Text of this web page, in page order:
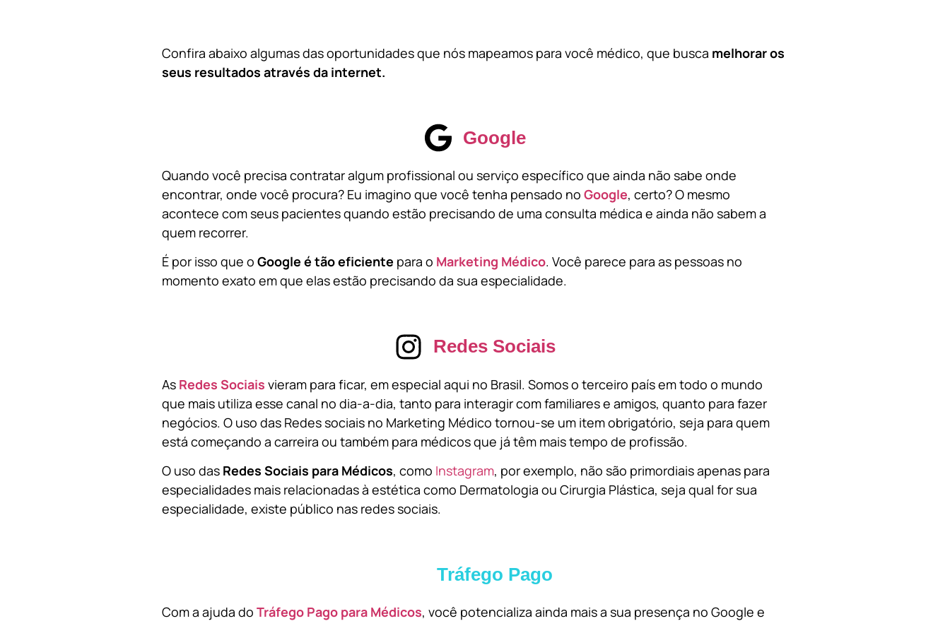
Confira abaixo algumas das oportunidades que nós mapeamos para você médico, que busca melhorar os
seus resultados através da internet.
Google
Quando você precisa contratar algum profissional ou serviço específico que ainda não sabe onde
encontrar, onde você procura? Eu imagino que você tenha pensado no Google, certo? O mesmo
acontece com seus pacientes quando estão precisando de uma consulta médica e ainda não sabem a
quem recorrer.
É por isso que o Google é tão eficiente para o Marketing Médico. Você parece para as pessoas no
momento exato em que elas estão precisando da sua especialidade.
Redes Sociais
As Redes Sociais vieram para ficar, em especial aqui no Brasil. Somos o terceiro país em todo o mundo
que mais utiliza esse canal no dia-a-dia, tanto para interagir com familiares e amigos, quanto para fazer
negócios. O uso das Redes sociais no Marketing Médico tornou-se um item obrigatório, seja para quem
está começando a carreira ou também para médicos que já têm mais tempo de profissão.
O uso das Redes Sociais para Médicos, como Instagram, por exemplo, não são primordiais apenas para
especialidades mais relacionadas à estética como Dermatologia ou Cirurgia Plástica, seja qual for sua
especialidade, existe público nas redes sociais.
Tráfego Pago
Com a ajuda do Tráfego Pago para Médicos, você potencializa ainda mais a sua presença no Google e